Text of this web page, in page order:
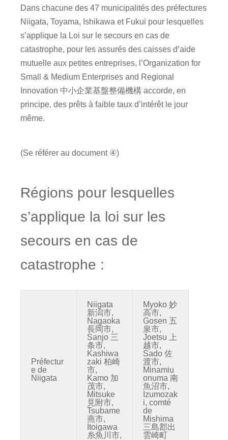
Dans chacune des 47 municipalités des préfectures
Niigata, Toyama, Ishikawa et Fukui pour lesquelles
s’applique la Loi sur le secours en cas de
catastrophe, pour les assurés des caisses d’aide
mutuelle aux petites entreprises, l’Organization for
Small & Medium Enterprises and Regional
Innovation 中小企業基盤整備機構 accorde, en
principe, des prêts à faible taux d’intérêt le jour
même.
(Se référer au document ④)
Régions pour lesquelles
s’applique la loi sur les
secours en cas de
catastrophe :
Préfectur
e de
Niigata
Niigata
新潟市,
Nagaoka
長岡市,
Sanjo 三
条市,
Kashiwa
zaki 柏崎
市,
Kamo 加
茂市,
Mitsuke
見附市,
Tsubame
燕市,
Itoigawa
糸魚川市,
Myoko 妙
高市,
Gosen 五
泉市,
Joetsu 上
越市,
Sado 佐
渡市,
Minamiu
onuma 南
魚沼市,
Izumozak
i, comté
de
Mishima
三島郡出
雲崎町